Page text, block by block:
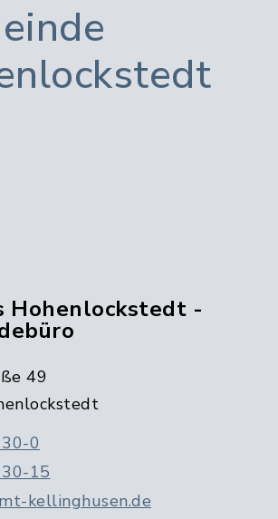
Hohenlockstedt -
49
0
15
kellinghusen.de